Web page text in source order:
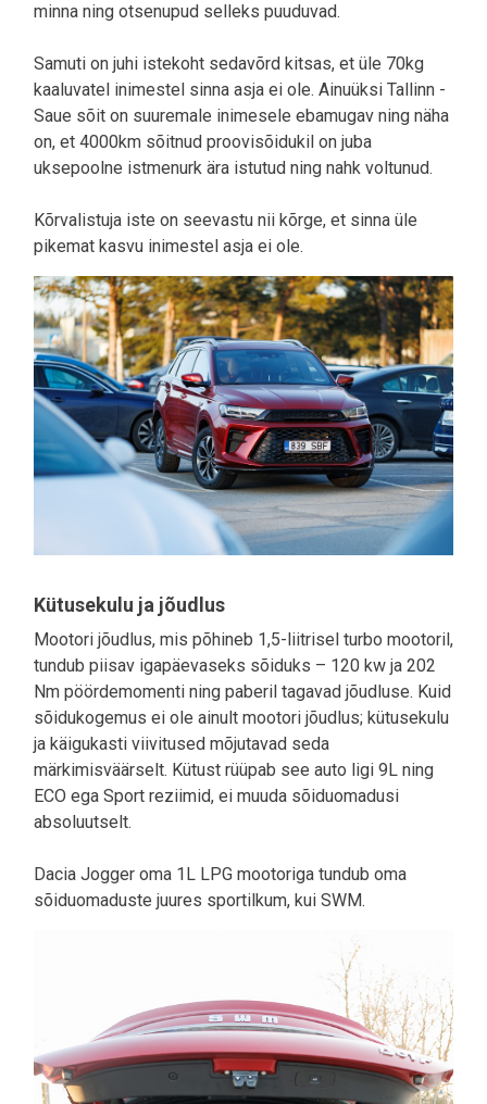
minna ning otsenupud selleks puuduvad.
Samuti on juhi istekoht sedavõrd kitsas, et üle 70kg
kaaluvatel inimestel sinna asja ei ole. Ainuüksi Tallinn -
Saue sõit on suuremale inimesele ebamugav ning näha
on, et 4000km sõitnud proovisõidukil on juba
uksepoolne istmenurk ära istutud ning nahk voltunud.
Kõrvalistuja iste on seevastu nii kõrge, et sinna üle
pikemat kasvu inimestel asja ei ole.
Kütusekulu ja jõudlus
Mootori jõudlus, mis põhineb 1,5-liitrisel turbo mootoril,
tundub piisav igapäevaseks sõiduks – 120 kw ja 202
Nm pöördemomenti ning paberil tagavad jõudluse. Kuid
sõidukogemus ei ole ainult mootori jõudlus; kütusekulu
ja käigukasti viivitused mõjutavad seda
märkimisväärselt. Kütust rüüpab see auto ligi 9L ning
ECO ega Sport reziimid, ei muuda sõiduomadusi
absoluutselt.
Dacia Jogger oma 1L LPG mootoriga tundub oma
sõiduomaduste juures sportilkum, kui SWM.